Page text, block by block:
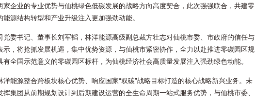
家企业的专业优势与仙桃绿色低碳发展的战略方向高度契合，此次强强联合，共建零
源结构转型和产业升级注入更加强劲动能。
党委书记、董事长刘军韬，林洋能源高级副总裁方壮志对仙桃市委、市政府的信任与
示，将抢抓发展机遇，集中优势资源，与仙桃市紧密协作，全力以赴推进零碳园区规
全国示范意义的零碳园区标杆，为仙桃经济社会高质量发展注入强劲绿色动能。
洋能源整合跨板块核心优势、响应国家“双碳”战略目标打造的核心战略新兴业务。未
集团从前期规划设计到后期建设运营的全生命周期一站式服务优势，与仙桃市委、